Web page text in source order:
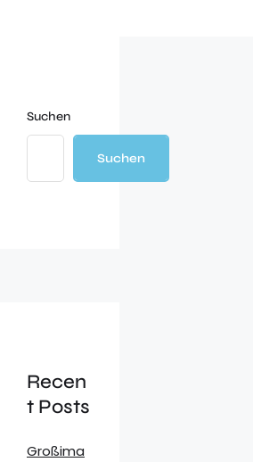
Suchen
Suchen
Recen
t Posts
Großima